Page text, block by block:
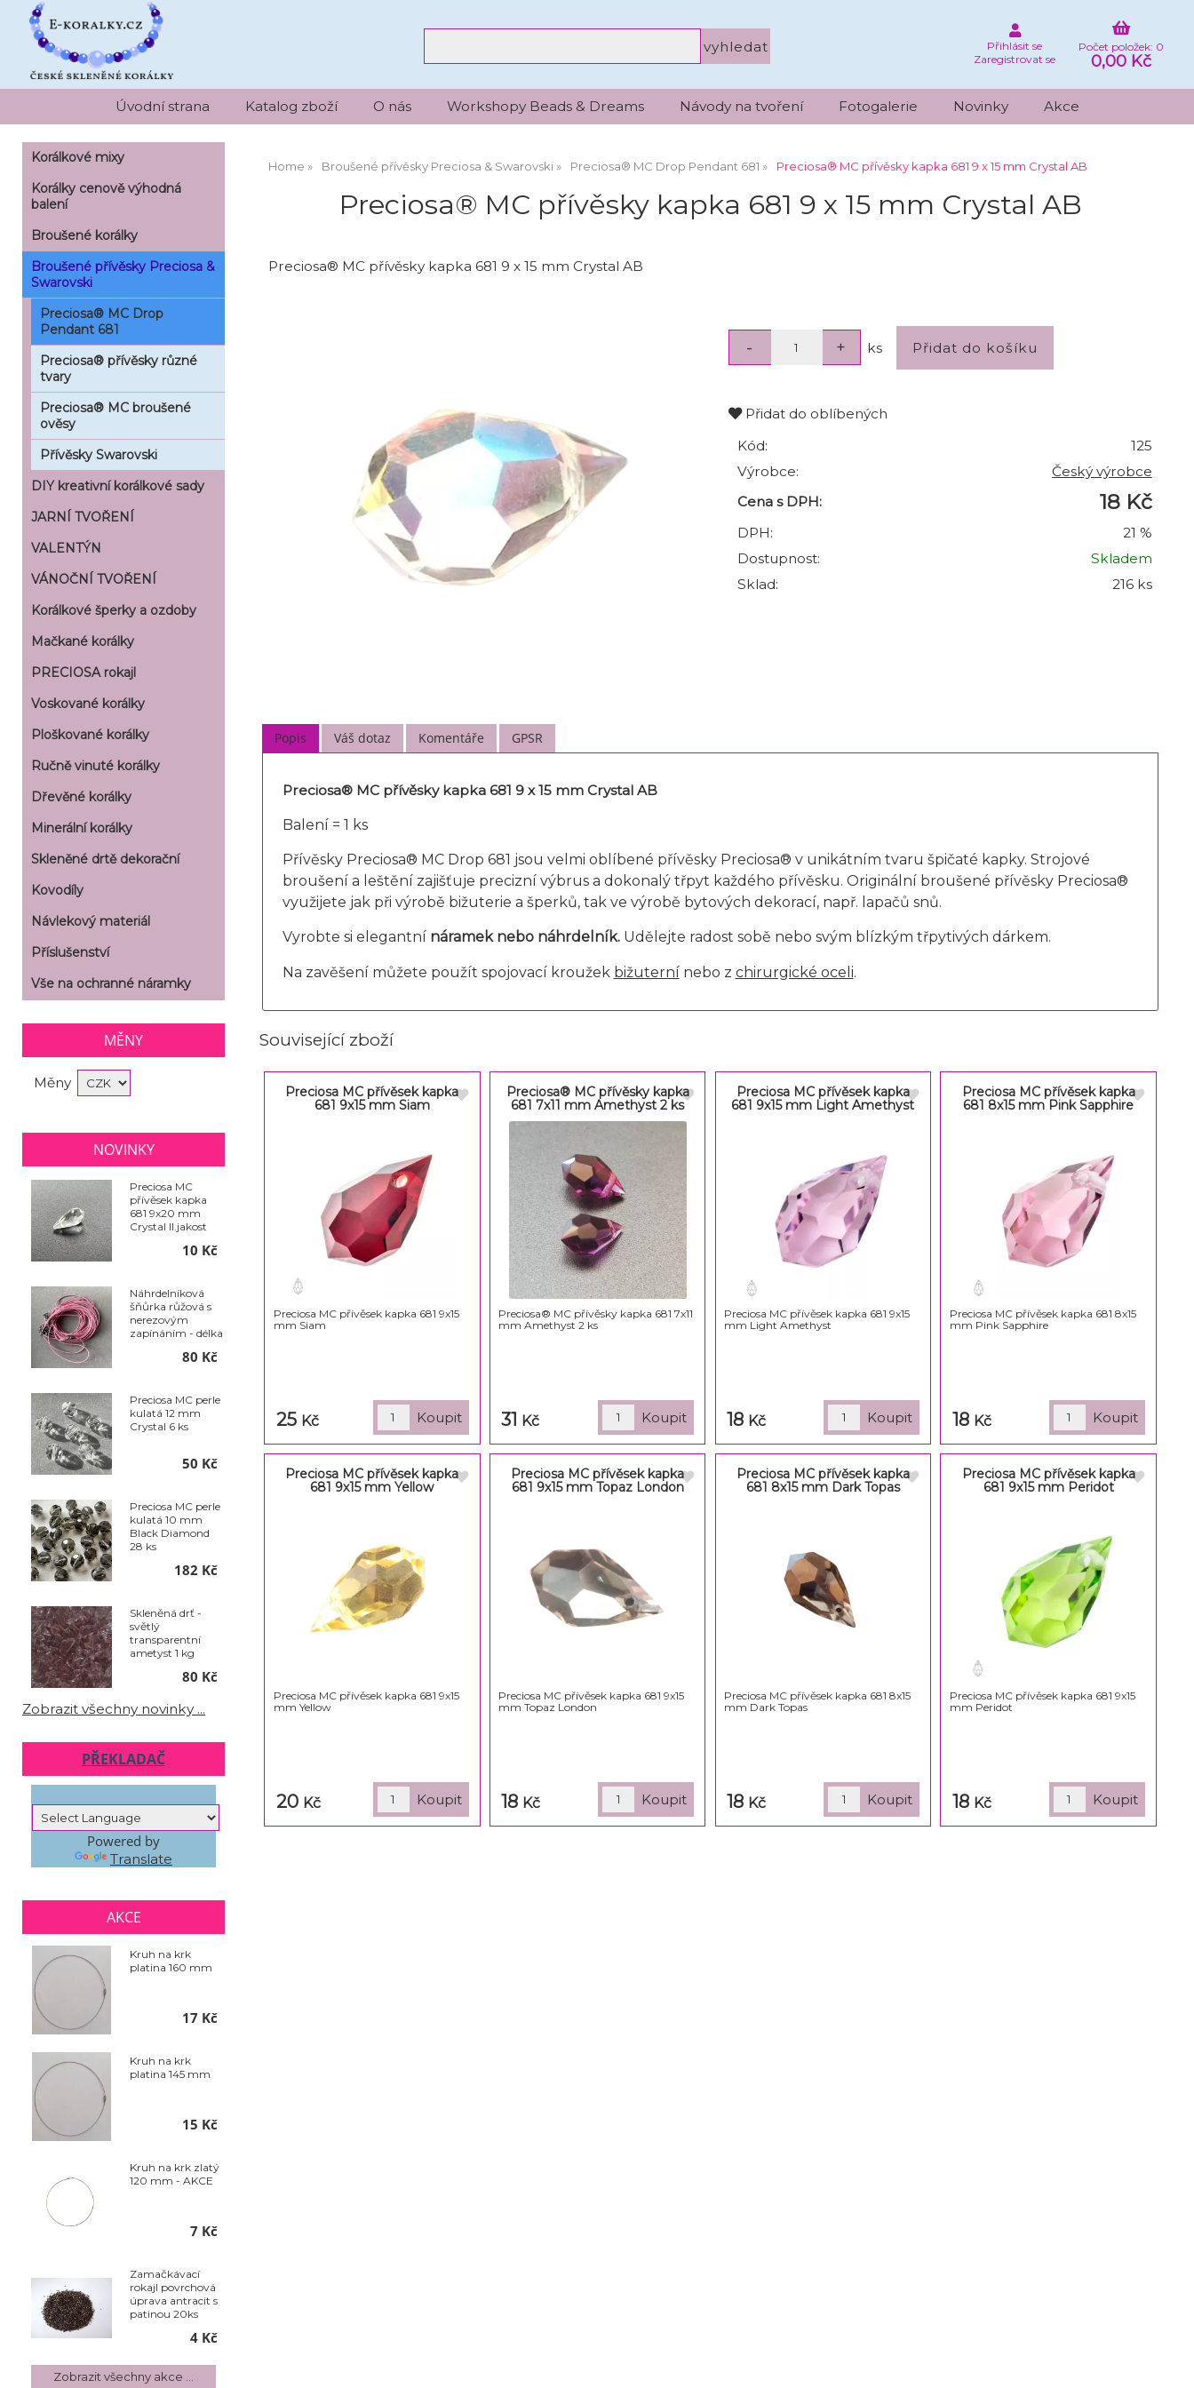
Počet položek: 0
0,00 Kč
Přihlásit se
Zaregistrovat se
Úvodní strana Katalog zboží O nás Workshopy Beads & Dreams Návody na tvoření Fotogalerie Novinky Akce
Home Broušené přívěsky Preciosa & Swarovski Preciosa® MC Drop Pendant 681 Preciosa® MC přívěsky kapka 681 9 x 15 mm Crystal AB
Preciosa® MC přívěsky kapka 681 9 x 15 mm Crystal AB
Preciosa® MC přívěsky kapka 681 9 x 15 mm Crystal AB
ks
Přidat do oblíbených
Kód:
125
Výrobce:
Český výrobce
Cena s DPH:
18 Kč
DPH:
21 %
Dostupnost:
Skladem
Sklad:
216 ks
Popis Váš dotaz Komentáře GPSR
Preciosa® MC přívěsky kapka 681 9 x 15 mm Crystal AB
Balení = 1 ks
Přívěsky Preciosa® MC Drop 681 jsou velmi oblíbené přívěsky Preciosa® v unikátním tvaru špičaté kapky. Strojové
broušení a leštění zajišťuje precizní výbrus a dokonalý třpyt každého přívěsku. Originální broušené přívěsky Preciosa®
využijete jak při výrobě bižuterie a šperků, tak ve výrobě bytových dekorací, např. lapačů snů.
Vyrobte si elegantní náramek nebo náhrdelník. Udělejte radost sobě nebo svým blízkým třpytivých dárkem.
Na zavěšení můžete použít spojovací kroužek bižuternínebo z chirurgické oceli.
Související zboží
Preciosa MC přívěsek kapka
681 9x15 mm Siam
Preciosa MC přívěsek kapka 681 9x15
mm Siam
25 Kč
Preciosa® MC přívěsky kapka
681 7x11 mm Amethyst 2 ks
Preciosa® MC přívěsky kapka 681 7x11
mm Amethyst 2 ks
31 Kč
Preciosa MC přívěsek kapka
681 9x15 mm Light Amethyst
Preciosa MC přívěsek kapka 681 9x15
mm Light Amethyst
18 Kč
Preciosa MC přívěsek kapka
681 8x15 mm Pink Sapphire
Preciosa MC přívěsek kapka 681 8x15
mm Pink Sapphire
18 Kč
Preciosa MC přívěsek kapka
681 9x15 mm Yellow
Preciosa MC přívěsek kapka 681 9x15
mm Yellow
20 Kč
Preciosa MC přívěsek kapka
681 9x15 mm Topaz London
Preciosa MC přívěsek kapka 681 9x15
mm Topaz London
18 Kč
Preciosa MC přívěsek kapka
681 8x15 mm Dark Topas
Preciosa MC přívěsek kapka 681 8x15
mm Dark Topas
18 Kč
Preciosa MC přívěsek kapka
681 9x15 mm Peridot
Preciosa MC přívěsek kapka 681 9x15
mm Peridot
18 Kč
Korálkové mixy
Korálky cenově výhodná
balení
Broušené korálky
Broušené přívěsky Preciosa &
Swarovski
Preciosa® MC Drop
Pendant 681
Preciosa® přívěsky různé
tvary
Preciosa® MC broušené
ověsy
Přívěsky Swarovski
DIY kreativní korálkové sady
JARNÍ TVOŘENÍ
VALENTÝN
VÁNOČNÍ TVOŘENÍ
Korálkové šperky a ozdoby
Mačkané korálky
PRECIOSA rokajl
Voskované korálky
Ploškované korálky
Ručně vinuté korálky
Dřevěné korálky
Minerální korálky
Skleněné drtě dekorační
Kovodíly
Návlekový materiál
Příslušenství
Vše na ochranné náramky
MĚNY
Měny
NOVINKY
Preciosa MC
přívěsek kapka
681 9x20 mm
Crystal II.jakost
10 Kč
Náhrdelníková
šňůrka růžová s
nerezovým
zapínáním - délka
80 Kč
Preciosa MC perle
kulatá 12 mm
Crystal 6 ks
50 Kč
Preciosa MC perle
kulatá 10 mm
Black Diamond
28 ks
182 Kč
Skleněná drť -
světlý
transparentní
ametyst 1 kg
80 Kč
Zobrazit všechny novinky ...
PŘEKLADAČ
Powered by
Translate
AKCE
Kruh na krk
platina 160 mm
17 Kč
Kruh na krk
platina 145 mm
15 Kč
Kruh na krk zlatý
120 mm - AKCE
7 Kč
Zamačkávací
rokajl povrchová
úprava antracit s
patinou 20ks
4 Kč
Zobrazit všechny akce ...